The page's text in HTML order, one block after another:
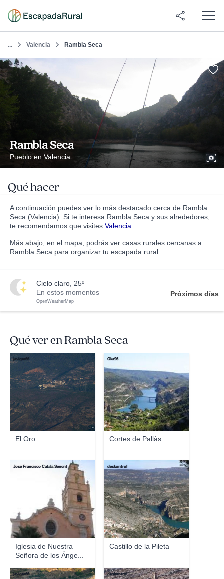
... Valencia Rambla Seca
Rambla Seca
Pueblo en Valencia
Qué hacer
A continuación puedes ver lo más destacado cerca de Rambla
Seca (Valencia). Si te interesa Rambla Seca y sus alrededores,
te recomendamos que visites Valencia
Más abajo, en el mapa, podrás ver casas rurales cercanas a
Rambla Seca para organizar tu escapada rural.
cielo claro, 25º
En estos momentos
OpenWeatherMap
Próximos días
Qué ver en Rambla Seca
El Oro
javigar66
Cortes de Pallàs
Oka96
Iglesia de Nuestra
Señora de los Ánge...
José Francisco Català Senent
Castillo de la Pileta
deskontrol
javigar66 deskontrol